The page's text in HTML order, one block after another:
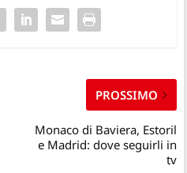
PROSSIMO
Monaco di Baviera, Estoril
e Madrid: dove seguirli in
tv